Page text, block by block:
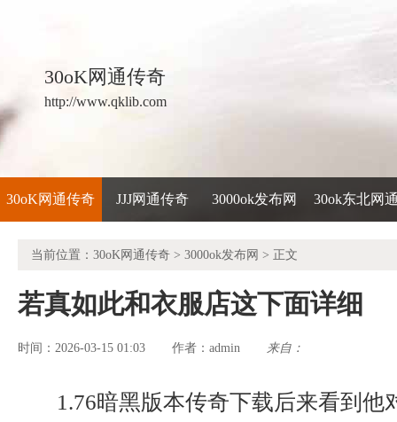
30oK网通传奇
http://www.qklib.com
30oK网通传奇 JJJ网通传奇 3000ok发布网 30ok东北网
当前位置： 30oK网通传奇 > 3000ok发布网 > 正文
若真如此和衣服店这下面详细
时间：2026-03-15 01:03 作者： admin 来自：
1.76暗黑版本传奇下载后来看到他